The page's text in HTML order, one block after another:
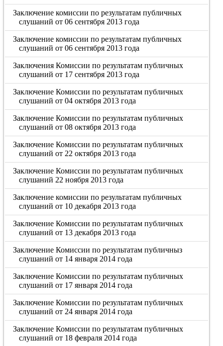
Заключение комиссии по результатам публичных
слушаний от 06 сентября 2013 года
Заключение комиссии по результатам публичных
слушаний от 06 сентября 2013 года
Заключения Комиссии по результатам публичных
слушаний от 17 сентября 2013 года
Заключение Комиссии по результатам публичных
слушаний от 04 октября 2013 года
Заключение Комиссии по результатам публичных
слушаний от 08 октября 2013 года
Заключение Комиссии по результатам публичных
слушаний от 22 октября 2013 года
Заключение Комиссии по результатам публичных
слушаний 22 ноября 2013 года
Заключение комиссии по результатам публичных
слушаний от 10 декабря 2013 года
Заключение Комиссии по результатам публичных
слушаний от 13 декабря 2013 года
Заключение Комиссии по результатам публичныз
слушаний от 14 января 2014 года
Заключение Комиссии по результатам публичных
слушаний от 17 января 2014 года
Заключение Комиссии по результатам публичных
слушаний от 24 января 2014 года
Заключение Комиссии по результатам публичных
слушаний от 18 февраля 2014 года